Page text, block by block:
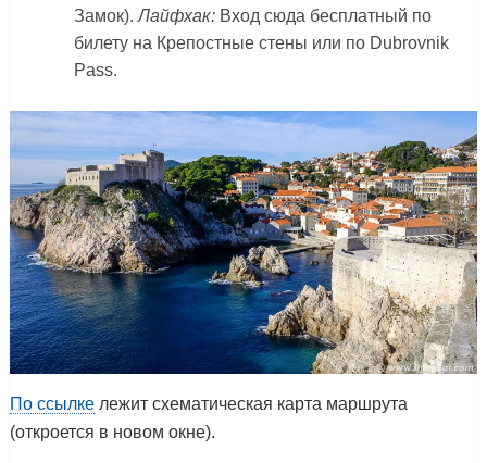
Замок).Лайфхак:Вход сюда бесплатный по
билету на Крепостные стены или по Dubrovnik
Pass.
По ссылкележит схематическая карта маршрута
(откроется в новом окне).